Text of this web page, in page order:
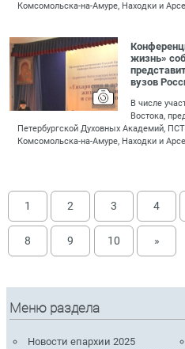
Комсомольска-на-Амуре, Находки и
жизнь»
вузов
В числе
Востока,
Петербургской Духовных Академий,
Комсомольска-на-Амуре, Находки и
1 2 3 4
8 9 10 »
Меню раздела
Новости епархии 2025